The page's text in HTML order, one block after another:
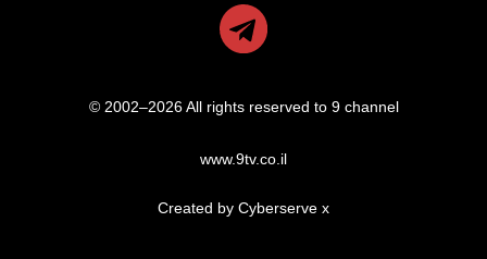
© 2002–2026 All rights reserved to 9 channel
www.9tv.co.il
Created by Cyberserve x